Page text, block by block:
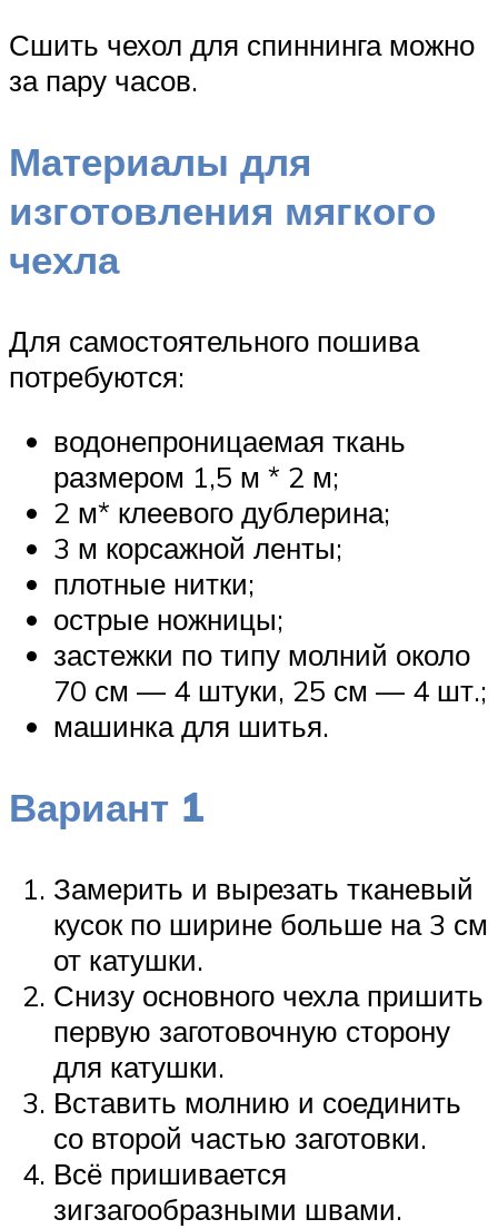
Сшить чехол для спиннинга можно
за пару часов.
Материалы для
изготовления мягкого
чехла
Для самостоятельного пошива
потребуются:
водонепроницаемая ткань
размером 1,5 м * 2 м;
2 м* клеевого дублерина;
3 м корсажной ленты;
плотные нитки;
острые ножницы;
застежки по типу молний около
70 см — 4 штуки, 25 см — 4 шт.;
машинка для шитья.
Вариант 1
Замерить и вырезать тканевый
кусок по ширине больше на 3 см
от катушки.
Снизу основного чехла пришить
первую заготовочную сторону
для катушки.
Вставить молнию и соединить
со второй частью заготовки.
Всё пришивается
зигзагообразными швами.